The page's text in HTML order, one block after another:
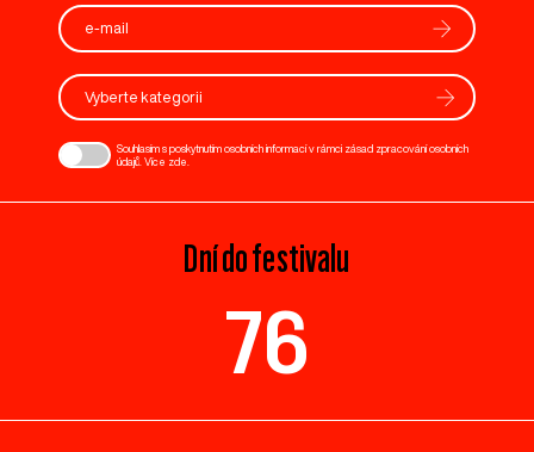
Vyberte kategorii
Souhlasím s poskytnutím osobních informací v rámci zásad zpracování osobních
údajů. Více zde
Dní do festivalu
76